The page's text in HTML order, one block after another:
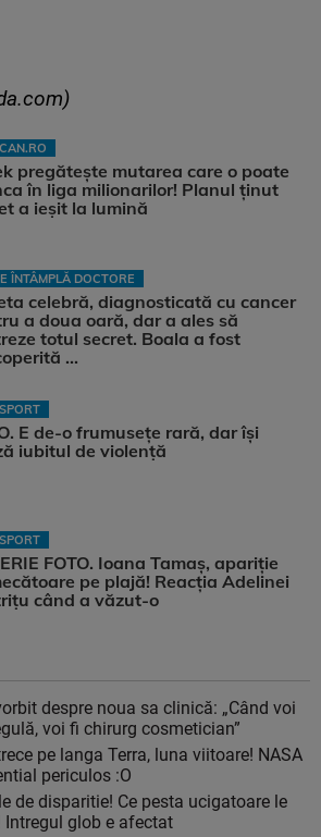
pregătește mutarea care o poate
în liga milionarilor! Planul ținut
a ieșit la lumină
ÎNTÂMPLĂ DOCTORE
celebră, diagnosticată cu cancer
a doua oară, dar a ales să
totul secret. Boala a fost
...
E de-o frumusețe rară, dar își
iubitul de violență
FOTO. Ioana Tamaş, apariție
pe plajă! Reacția Adelinei
când a văzut-o
despre noua sa clinică: „Când voi
voi fi chirurg cosmetician”
pe langa Terra, luna viitoare! NASA
periculos :O
de disparitie! Ce pesta ucigatoare le
glob e afectat